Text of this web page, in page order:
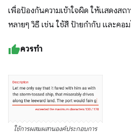
เพื่อป้องกันความเข้าใจผิด ให้แสดงส
หลายๆ วิธี เช่น ใช้สี ป้ายกำกับ และคอ
ควรทำ
ใช้การผสมผสานองค์ประกอบการ